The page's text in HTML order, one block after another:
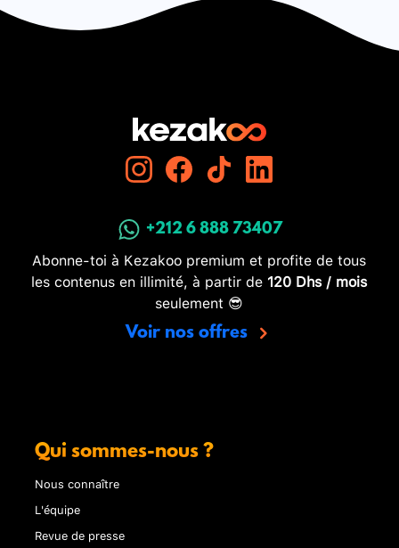
+212 6 888 73407
Abonne-toi à Kezakoo premium et profite de tous
les contenus en illimité, à partir de 120 Dhs / mois
seulement 😎
Voir nos offres
Qui sommes-nous ?
Nous connaître
L'équipe
Revue de presse